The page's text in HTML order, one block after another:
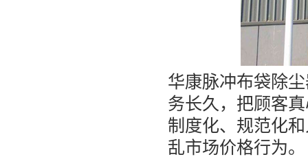
华康脉冲布袋除
务长久，把顾客
制度化、规范化
乱市场价格行为。